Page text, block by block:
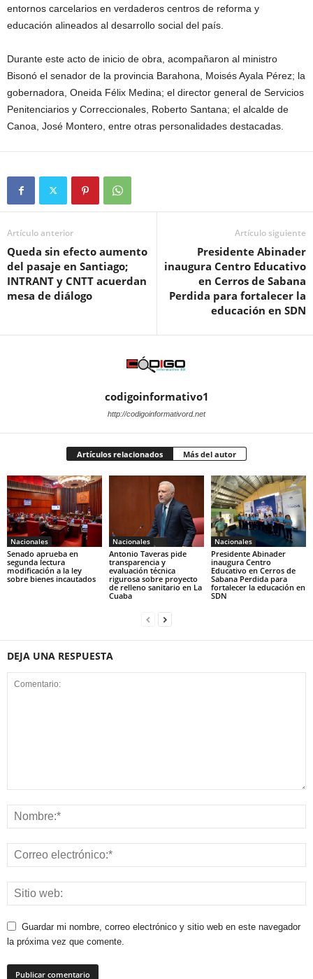
entornos carcelarios en verdaderos centros de reforma y
educación alineados al desarrollo social del país.
Durante este acto de inicio de obra, acompañaron al ministro
Bisonó el senador de la provincia Barahona, Moisés Ayala Pérez; la
gobernadora, Oneida Félix Medina; el director general de Servicios
Penitenciarios y Correccionales, Roberto Santana; el alcalde de
Canoa, José Montero, entre otras personalidades destacadas.
Artículo anterior
Queda sin efecto aumento
del pasaje en Santiago;
INTRANT y CNTT acuerdan
mesa de diálogo
Artículo siguiente
Presidente Abinader
inaugura Centro Educativo
en Cerros de Sabana
Perdida para fortalecer la
educación en SDN
codigoinformativo1
http://codigoinformativord.net
Artículos relacionados Más del autor
Nacionales
Senado aprueba en
segunda lectura
modificación a la ley
sobre bienes incautados
Nacionales
Antonio Taveras pide
transparencia y
evaluación técnica
rigurosa sobre proyecto
de relleno sanitario en La
Cuaba
Nacionales
Presidente Abinader
inaugura Centro
Educativo en Cerros de
Sabana Perdida para
fortalecer la educación en
SDN
DEJA UNA RESPUESTA
Guardar mi nombre, correo electrónico y sitio web en este navegador
la próxima vez que comente.